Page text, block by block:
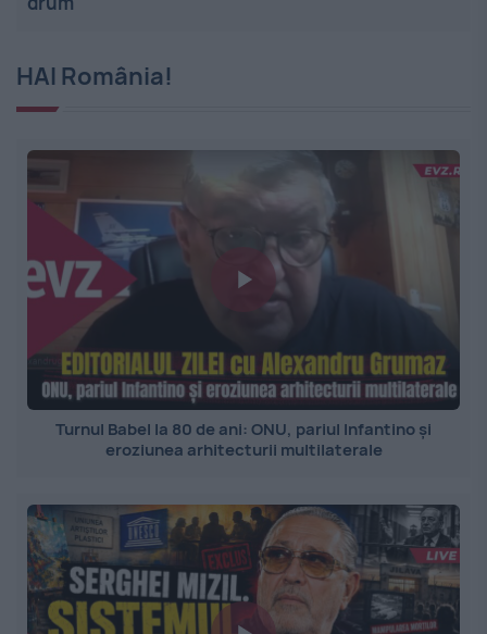
HAI România!
Turnul Babel la 80 de ani: ONU, pariul Infantino și
eroziunea arhitecturii multilaterale